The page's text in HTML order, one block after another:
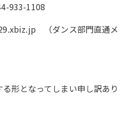
933-1108
（ダンス部門直通メ
形となってしまい申し訳あり